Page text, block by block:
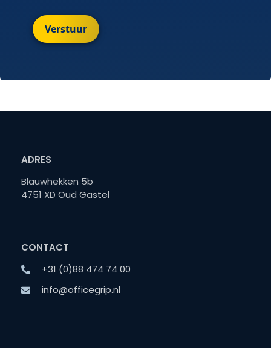
Verstuur
ADRES
Blauwhekken 5b
4751 XD Oud Gastel
CONTACT
+31 (0)88 474 74 00
info@officegrip.nl